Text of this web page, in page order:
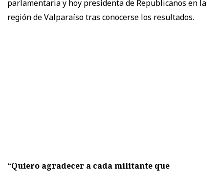
parlamentaria y hoy presidenta de Republicanos en la
región de Valparaíso tras conocerse los resultados.
“Quiero agradecer a cada militante que